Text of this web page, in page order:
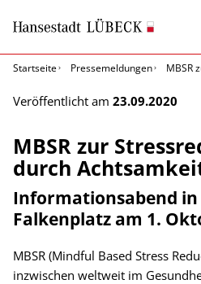
Startseite
Pressemeldungen MBSR
Veröffentlicht am 23.09.2020
MBSR zur
durch
Informationsabend in
Falkenplatz am 1.
MBSR (Mindful Based Stress
inzwischen weltweit im